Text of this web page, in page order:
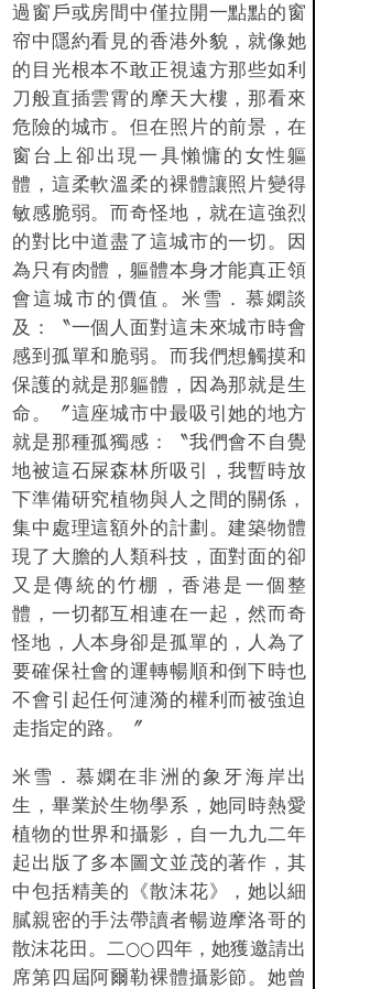
過窗戶或房間中僅拉開一點點的窗
帘中隱約看見的香港外貌，就像她
的目光根本不敢正視遠方那些如利
刀般直插雲霄的摩天大樓，那看來
危險的城市。但在照片的前景，在
窗台上卻出現一具懶慵的女性軀
體，這柔軟溫柔的裸體讓照片變得
敏感脆弱。而奇怪地，就在這強烈
的對比中道盡了這城市的一切。因
為只有肉體，軀體本身才能真正領
會這城市的價值。米雪．慕嫻談
及：〝一個人面對這未來城市時會
感到孤單和脆弱。而我們想觸摸和
保護的就是那軀體，因為那就是生
命。〞這座城市中最吸引她的地方
就是那種孤獨感：〝我們會不自覺
地被這石屎森林所吸引，我暫時放
下準備研究植物與人之間的關係，
集中處理這額外的計劃。建築物體
現了大膽的人類科技，面對面的卻
又是傳統的竹棚，香港是一個整
體，一切都互相連在一起，然而奇
怪地，人本身卻是孤單的，人為了
要確保社會的運轉暢順和倒下時也
不會引起任何漣漪的權利而被強迫
走指定的路。〞
米雪．慕嫻在非洲的象牙海岸出
生，畢業於生物學系，她同時熱愛
植物的世界和攝影，自一九九二年
起出版了多本圖文並茂的著作，其
中包括精美的《散沫花》，她以細
膩親密的手法帶讀者暢遊摩洛哥的
散沫花田。二○○四年，她獲邀請出
席第四屆阿爾勒裸體攝影節。她曾